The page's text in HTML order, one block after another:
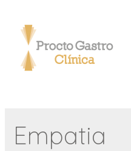
Empatia